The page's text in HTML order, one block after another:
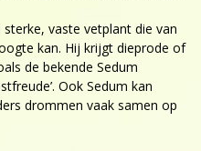
vaste vetplant die van
kan. Hij krijgt dieprode of
de bekende Sedum
Ook Sedum kan
drommen vaak samen op